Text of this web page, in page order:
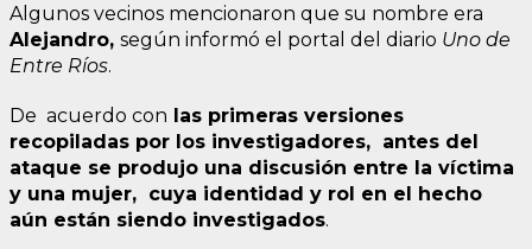
Algunos vecinos mencionaron que su nombre era
Alejandro, según informó el portal del diario Uno de
Entre Ríos.
De acuerdo con las primeras versiones
recopiladas por los investigadores, antes del
ataque se produjo una discusión entre la víctima
y una mujer, cuya identidad y rol en el hecho
aún están siendo investigados.